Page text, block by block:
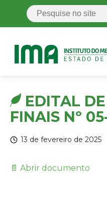
EDITAL
FINAIS Nº
13 de fevereiro de 2025
📄 Abrir documento